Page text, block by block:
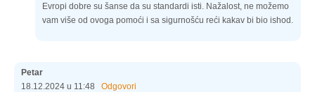
Evropi dobre su šanse da su standardi isti. Nažalost, ne možemo
vam više od ovoga pomoći i sa sigurnošću reći kakav bi bio ishod.
Petar
18.12.2024 u 11:48 Odgovori